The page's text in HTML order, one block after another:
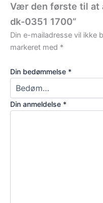
Vær den første til at
dk-0351 1700”
Din e-mailadresse vil ikke
markeret med *
Din bedømmelse *
Din anmeldelse *